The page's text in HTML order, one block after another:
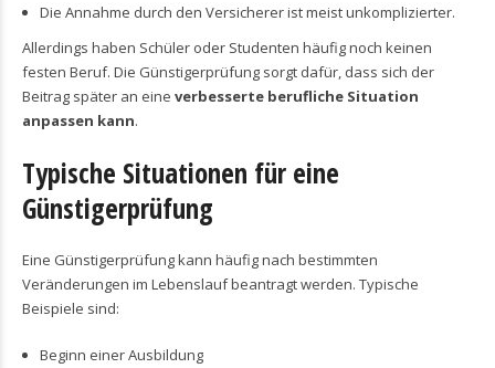
Die Annahme durch den Versicherer ist meist unkomplizierter.
Allerdings haben Schüler oder Studenten häufig noch keinen
festen Beruf. Die Günstigerprüfung sorgt dafür, dass sich der
Beitrag später an eine verbesserte berufliche Situation
anpassen kann.
Typische Situationen für eine
Günstigerprüfung
Eine Günstigerprüfung kann häufig nach bestimmten
Veränderungen im Lebenslauf beantragt werden. Typische
Beispiele sind:
Beginn einer Ausbildung